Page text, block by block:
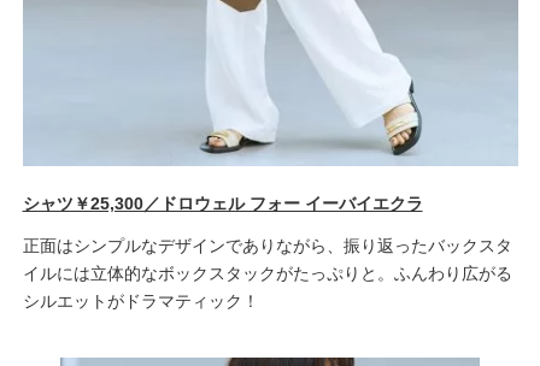
シャツ￥25,300／ドロウェル フォー イーバイエクラ
正面はシンプルなデザインでありながら、振り返ったバックスタ
イルには立体的なボックスタックがたっぷりと。ふんわり広がる
シルエットがドラマティック！